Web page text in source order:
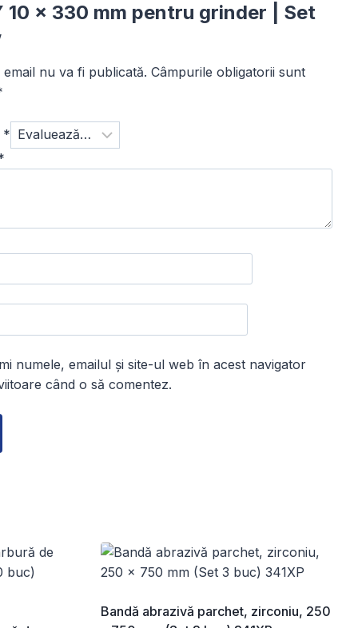
10 × 330 mm pentru grinder | Set
nu va fi publicată. Câmpurile obligatorii sunt
*
numele, emailul și site-ul web în acest navigator
când o să comentez.
Bandă abrazivă parchet, zirconiu, 250